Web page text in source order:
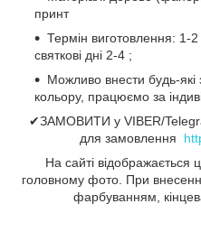
принт
Термін виготовлення: 1-
святкові дні 2-4 ;
Можливо внести будь-які
кольору, працюємо за
✔ЗАМОВИТИ у VIBER/
для замовлення
На сайті відображається
головному фото. При
фарбуванням,